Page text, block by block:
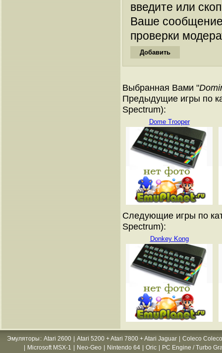
введите или
Ваше
проверки
Выбранная Вами "
Предыдущие игры по
Spectrum):
Dome Trooper
Следующие игры по
Spectrum):
Donkey Kong
Эмуляторы : Atari 2600 Atari 5200 + Atari 7800 + Atari Jaguar
Coleco
Microsoft MSX-1 Neo-Geo Nintendo 64 Oric PC Engine / Turbo